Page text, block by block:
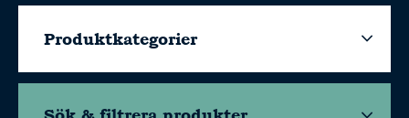
Produktkategorier